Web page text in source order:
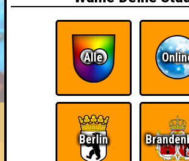
HIGHSCORE
FAQ ÜBER UNS
Nepomuk Quiznight #110
Das Kneipenquiz in Plagwitz · 10.06.2026 ·
Alle
Berlin